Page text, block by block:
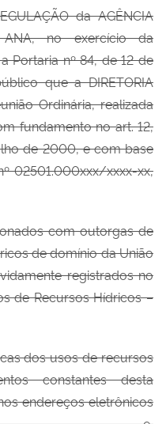
da AGÊNCIA
ANA, no exercício da
Portaria nº 84, de 12 de
que a DIRETORIA
Ordinária, realizada
fundamento no art. 12,
de 2000, e com base
02501.000xxx/xxxx-xx,
com outorgas de
de domínio da União
registrados no
de Recursos Hídricos –
dos usos de recursos
constantes desta
endereços eletrônicos